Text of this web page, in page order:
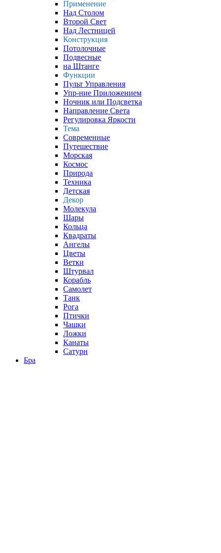
Применение
Над Столом
Второй Свет
Над Лестницей
Конструкция
Потолочные
Подвесные
на Штанге
Функции
Пульт Управления
Упр-ние Приложением
Ночник или Подсветка
Направление Света
Регулировка Яркости
Тема
Современные
Путешествие
Морская
Космос
Природа
Техника
Детская
Декор
Молекула
Шары
Кольца
Квадраты
Ангелы
Цветы
Ветки
Штурвал
Корабль
Самолет
Танк
Рога
Птички
Чашки
Ложки
Канаты
Сатурн
Бра